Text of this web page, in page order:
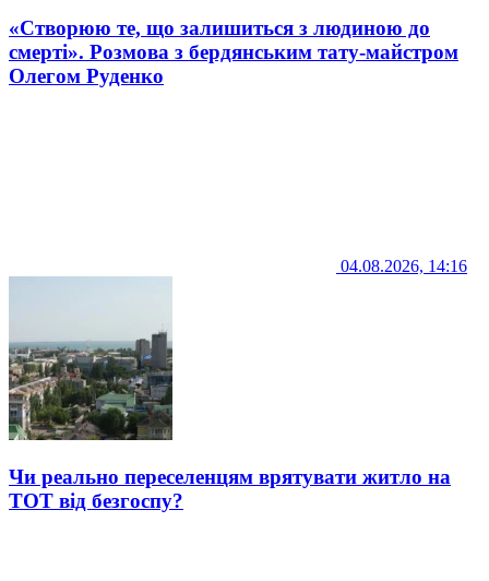
«Створюю те, що залишиться з людиною до
смерті». Розмова з бердянським тату-майстром
Олегом Руденко
04.08.2026, 14:16
Чи реально переселенцям врятувати житло на
ТОТ від безгоспу?